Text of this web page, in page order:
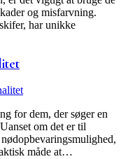
og misfarvning.
har unikke
for dem, der søger en
om det er til
måde at…